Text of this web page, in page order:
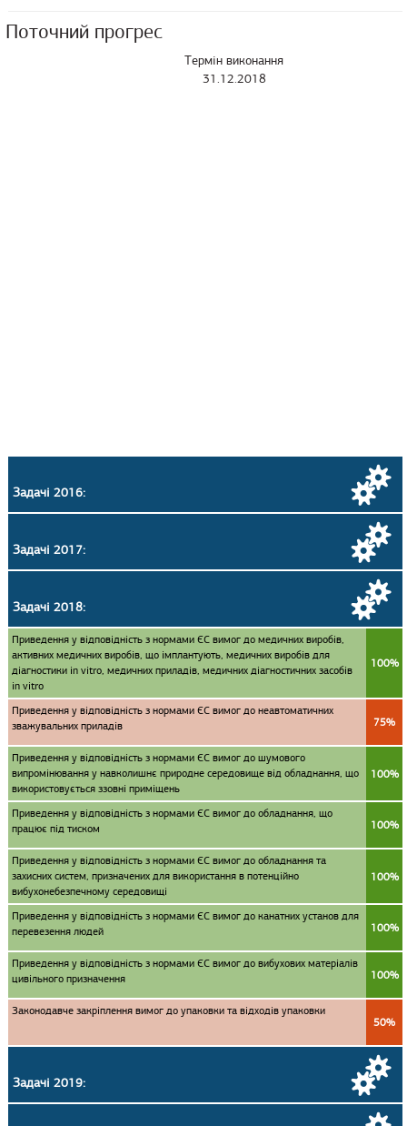
Поточний прогрес
Термін виконання
31.12.2018
Задачі 2016:
Задачі 2017:
Задачі 2018:
Приведення у відповідність з нормами ЄС вимог до медичних виробів,
активних медичних виробів, що імплантують, медичних виробів для
діагностики in vitro, медичних приладів, медичних діагностичних засобів
in vitro
100%
Приведення у відповідність з нормами ЄС вимог до неавтоматичних
зважувальних приладів
75%
Приведення у відповідність з нормами ЄС вимог до шумового
випромінювання у навколишнє природне середовище від обладнання, що
використовується ззовні приміщень
100%
Приведення у відповідність з нормами ЄС вимог до обладнання, що
працює під тиском
100%
Приведення у відповідність з нормами ЄС вимог до обладнання та
захисних систем, призначених для використання в потенційно
вибухонебезпечному середовищі
100%
Приведення у відповідність з нормами ЄС вимог до канатних установ для
перевезення людей
100%
Приведення у відповідність з нормами ЄС вимог до вибухових матеріалів
цивільного призначення
100%
Законодавче закріплення вимог до упаковки та відходів упаковки
50%
Задачі 2019: